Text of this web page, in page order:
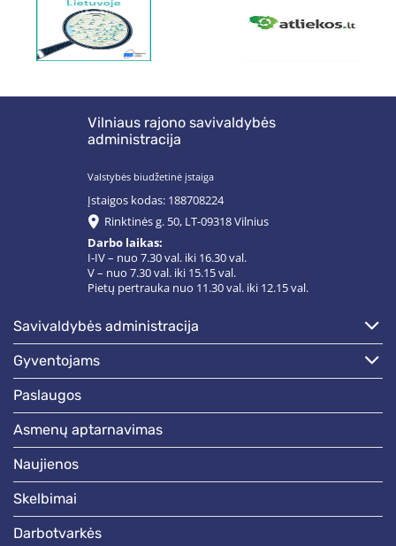
Vilniaus rajono savivaldybės
administracija
Valstybės biudžetinė įstaiga
Įstaigos kodas: 188708224
Rinktinės g. 50, LT-09318 Vilnius
Darbo laikas:
I-IV – nuo 7.30 val. iki 16.30 val.
V – nuo 7.30 val. iki 15.15 val.
Pietų pertrauka nuo 11.30 val. iki 12.15 val.
savivaldybės administracija
gyventojams
paslaugos
asmenų aptarnavimas
naujienos
skelbimai
darbotvarkės